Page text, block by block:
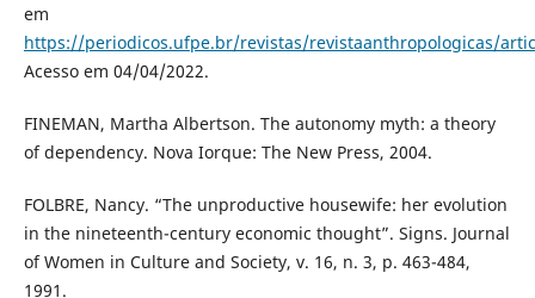
em
https://periodicos.ufpe.br/revistas/revistaanthropologicas/
Acesso em 04/04/2022.
FINEMAN, Martha Albertson. The autonomy myth: a theory
of dependency. Nova Iorque: The New Press, 2004.
FOLBRE, Nancy. “The unproductive housewife: her evolution
in the nineteenth-century economic thought”. Signs. Journal
of Women in Culture and Society, v. 16, n. 3, p. 463-484,
1991.